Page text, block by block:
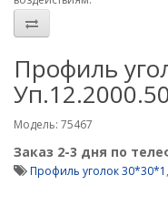
Профиль
Модель: 75467
Заказ 2-3 дня по
Профиль уголок 30*30*1,